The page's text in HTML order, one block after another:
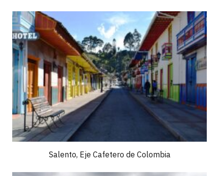
Salento, Eje Cafetero de Colombia